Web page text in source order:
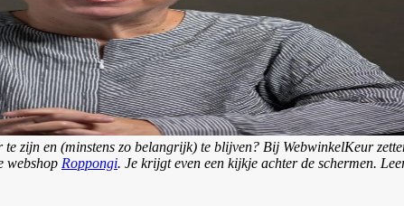
zijn en (minstens zo belangrijk) te blijven? Bij WebwinkelKeur
webshop Roppongi. Je krijgt even een kijkje achter de schermen.